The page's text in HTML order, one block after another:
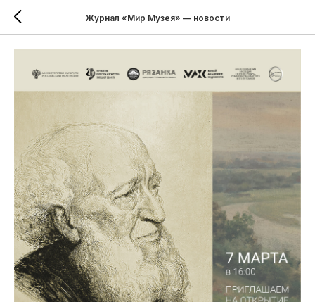
Журнал «Мир Музея» — новости